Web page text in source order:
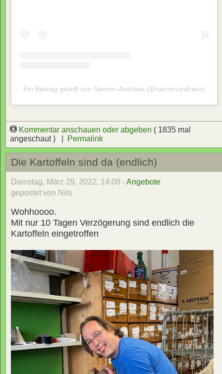
Ein Beitrag geteilt von Samen-Andreas (@samenandreas)
Kommentar anschauen oder abgeben ( 1835 mal
angeschaut ) |
Permalink
Die Kartoffeln sind da (endlich)
Dienstag, März 29, 2022, 14:08 -Angebote
gepostet von Nils
Wohhoooo.
Mit nur 10 Tagen Verzögerung sind endlich die
Kartoffeln eingetroffen